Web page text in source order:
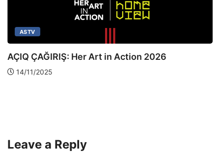
ASTV
AÇIQ ÇAĞIRIŞ: Her Art in Action 2026
14/11/2025
Leave a Reply